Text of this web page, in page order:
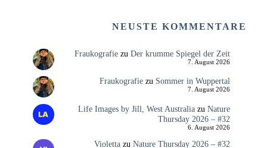
NEUSTE KOMMENTARE
Fraukografiezu Der krumme Spiegel der Zeit
7. August 2026
Fraukografiezu Sommer in Wuppertal
7. August 2026
Life Images by Jill, West Australiazu Nature
Thursday 2026 – #32
6. August 2026
Violettazu Nature Thursday 2026 – #32